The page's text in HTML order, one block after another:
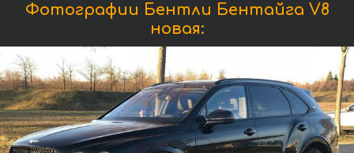
Фотографии Бентли Бентайга V8
новая: